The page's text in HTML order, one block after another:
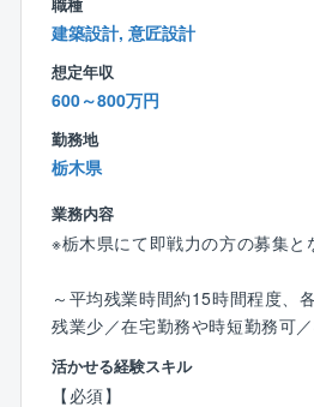
〈自社内コールセンター完備で
ぼ無し！〉
自社のコールセンターが一次受け
の電話対応は発生しません。
外注しているコールセンターの場
れないが多く、フロント担当が夜
ールセンターを置いていて、緊急
応するため、夜間や休日の対応は
か月に1回程度回ってきますが、
休みなどメリハリをつけて就業
〈資格取得支援制度充実！頑張り
建築設計, 意匠設計
想定年収
600～800万円
勤務地
栃木県
業務内容
※栃木県にて即戦力の方の募集と
～平均残業時間約15時間程度、
残業少／在宅勤務や時短勤務可
■業務の概要：
活かせる経験スキル
【必須】